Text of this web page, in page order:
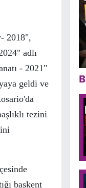
2018",
adlı
- 2021"
geldi ve
tezini
esinde
başkent